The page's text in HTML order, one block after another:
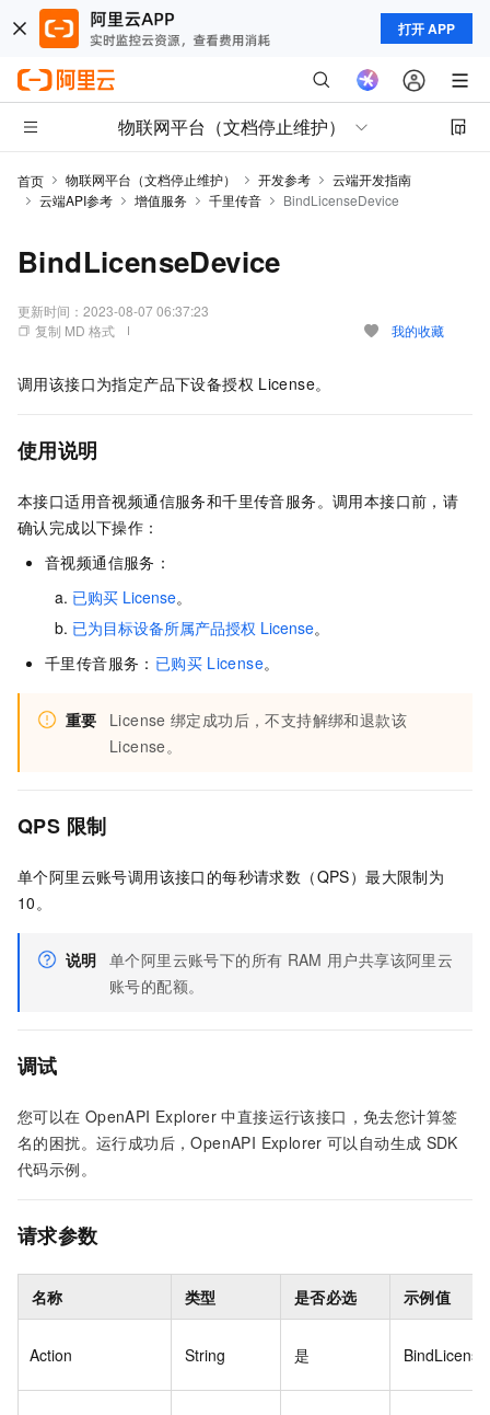
打开 APP
物联网平台（文档停止维护）
首页 物联网平台（文档停止维护） 开发参考
云端开发指南
云端API参考
增值服务 千里传音 BindLicenseDevice
BindLicenseDevice
更新时间： 2023-08-07 06:37:23
复制 MD 格式
我的收藏
调用该接口为指定产品下设备授权 License。
使用说明
本接口适用音视频通信服务和千里传音服务。调用本接口前，请
确认完成以下操作：
音视频通信服务：
已购买 License。
已为目标设备所属产品授权 License。
千里传音服务： 已购买 License。
重要 License 绑定成功后，不支持解绑和退款该
License。
QPS 限制
单个阿里云账号调用该接口的每秒请求数（QPS）最大限制为
10。
说明 单个阿里云账号下的所有 RAM 用户共享该阿里云
账号的配额。
调试
您可以在 OpenAPI Explorer 中直接运行该接口，免去您计算签
名的困扰。运行成功后，OpenAPI Explorer 可以自动生成 SDK
代码示例。
请求参数
名称 类型 是否必选 示例值
Action String 是